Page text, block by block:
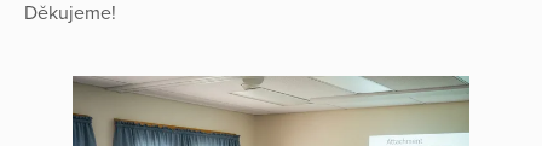
Děkujeme!